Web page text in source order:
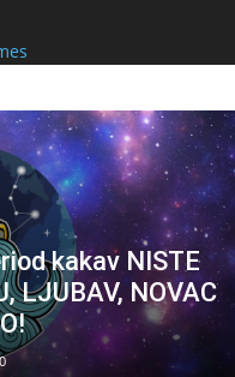
kakav NISTE
LJUBAV, NOVAC
0